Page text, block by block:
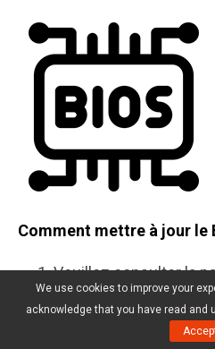
Comment mettre à jour le
Veuillez consulter la
fabricant.
Trouvez le fichier
We use cookies to improve your
acknowledge that you have read and